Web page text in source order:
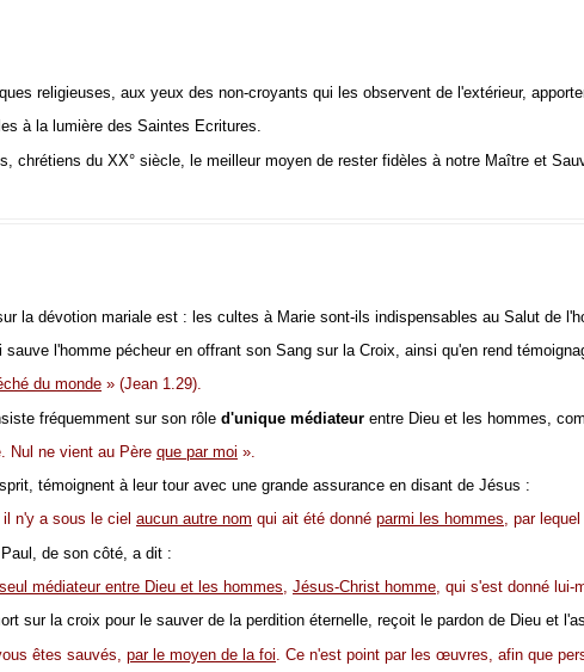
religieuses, aux yeux des non-croyants qui les observent de l'extérieur,
à la lumière des Saintes Ecritures.
chrétiens du XX° siècle, le meilleur moyen de rester fidèles à notre Maître et
la dévotion mariale est : les cultes à Marie sont-ils indispensables au Salut de
sauve l'homme pécheur en offrant son Sang sur la Croix, ainsi qu'en rend
du monde » (Jean 1.29).
fréquemment sur son rôle d'unique médiateur entre Dieu et les hommes,
Nul ne vient au Père que par moi ».
témoignent à leur tour avec une grande assurance en disant de Jésus :
n'y a sous le ciel aucun autre nom qui ait été donné parmi les hommes, par
de son côté, a dit :
médiateur entre Dieu et les hommes, Jésus-Christ homme, qui s'est donné lui-
sur la croix pour le sauver de la perdition éternelle, reçoit le pardon de Dieu et
êtes sauvés, par le moyen de la foi . Ce n'est point par les œuvres, afin que